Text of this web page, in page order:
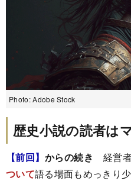
Photo: Adobe Stock
歴史小説の読者は
【前回】 からの続き 経営
ついて語る場面もめっきり